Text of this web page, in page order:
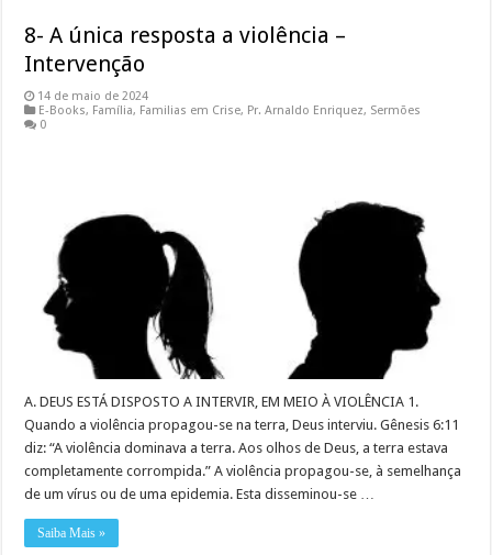
8- A única resposta a violência –
Intervenção
14 de maio de 2024
E-Books, Família, Familias em Crise, Pr. Arnaldo Enriquez, Sermões
0
A. DEUS ESTÁ DISPOSTO A INTERVIR, EM MEIO À VIOLÊNCIA 1.
Quando a violência propagou-se na terra, Deus interviu. Gênesis 6:11
diz: “A violência dominava a terra. Aos olhos de Deus, a terra estava
completamente corrompida.” A violência propagou-se, à semelhança
de um vírus ou de uma epidemia. Esta disseminou-se …
Saiba Mais »